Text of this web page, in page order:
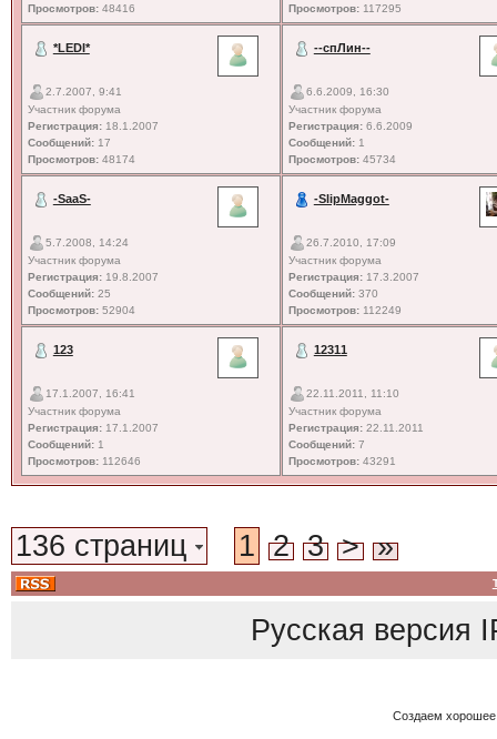
Просмотров:48416
Просмотров:117295
*LEDI*
2.7.2007, 9:41
Участник форума
Регистрация:18.1.2007
Сообщений:17
Просмотров:48174
--спЛин--
6.6.2009, 16:30
Участник форума
Регистрация:6.6.2009
Сообщений:1
Просмотров:45734
-SaaS-
5.7.2008, 14:24
Участник форума
Регистрация:19.8.2007
Сообщений:25
Просмотров:52904
-SlipMaggot-
26.7.2010, 17:09
Участник форума
Регистрация:17.3.2007
Сообщений:370
Просмотров:112249
123
17.1.2007, 16:41
Участник форума
Регистрация:17.1.2007
Сообщений:1
Просмотров:112646
12311
22.11.2011, 11:10
Участник форума
Регистрация:22.11.2011
Сообщений:7
Просмотров:43291
136 страниц 1 2 3 > »
Русская версия
Создаем